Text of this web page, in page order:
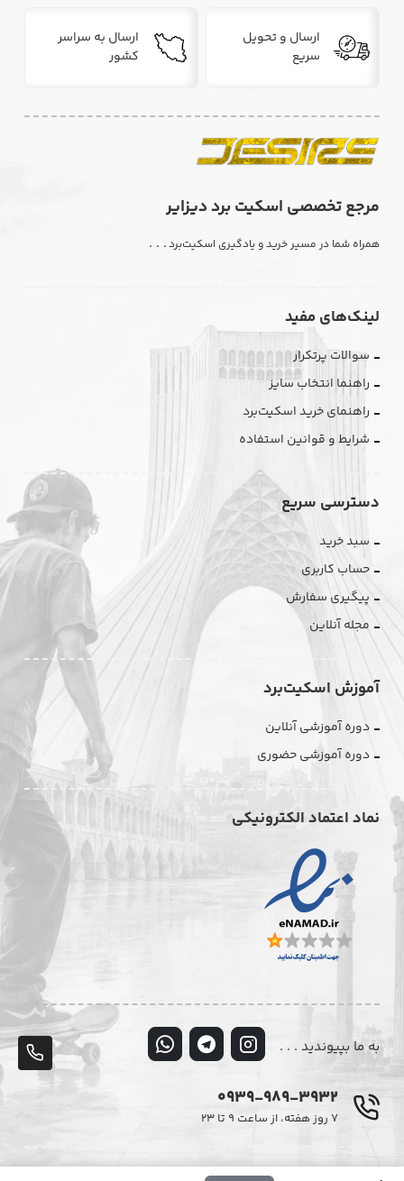
ارسال و تحویل
سریع
ارسال به سراسر
کشور
مرجع تخصصی اسکیت برد دیزایر
همراه شما در مسیر خرید و یادگیری اسکیت‌برد. . .
لینک‌های مفید
سوالات پرتکرار
راهنما انتخاب سایز
راهنمای خرید اسکیت‌برد
شرایط و قوانین استفاده
دسترسی سریع
سبد خرید
حساب کاربری
پیگیری سفارش
مجله آنلاین
آموزش اسکیت‌برد
دوره آموزشی آنلاین
دوره آموزشی حضوری
نماد اعتماد الکترونیکی
به ما بپیوندید . . .
0939-989-3932
۷ روز هفته، از ساعت ۹ تا ۲۳
© تمامی حقوق این وبسایت متعلق به فروشگاه اینترنتی دیزایر می‌باشد.